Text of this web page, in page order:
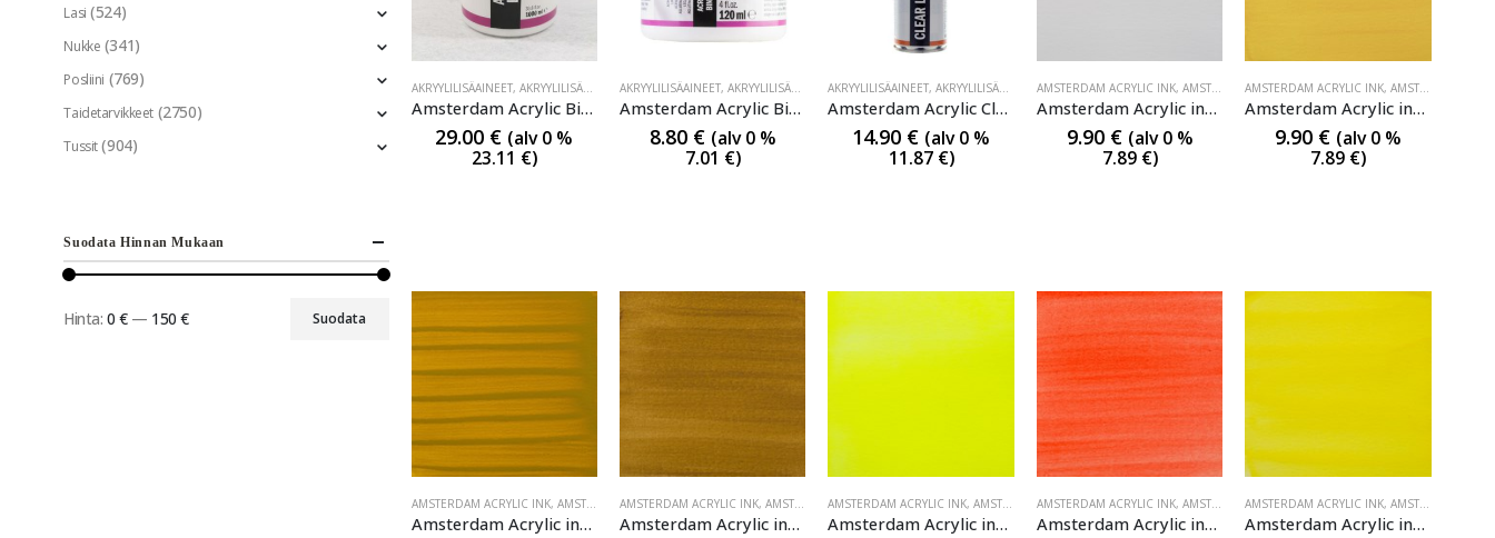
AKRYYLILISÄAINEET, AKRYYLILISÄAINEET
Amsterdam Acrylic Binder 1000ml
29.00 € (alv 0 %
23.11 €)
AKRYYLILISÄAINEET,AKRYYLILISÄAINEET
Amsterdam Acrylic Binder 120ml
8.80 € (alv 0 %
7.01 €)
AKRYYLILISÄAINEET,AKRYYLILISÄAINEET
Amsterdam Acrylic Clear Lacquer Gloss
14.90 € (alv 0 %
11.87 €)
AMSTERDAM ACRYLIC INK, AMSTERDAM ACRYLIC INK ,AMSTERDAM ACRYLIC INK
Amsterdam Acrylic ink 105 Titanium white
9.90 € (alv 0 %
7.89 €)
AMSTERDAM ACRYLIC INK,AMSTERDAM ACRYLIC INK
Amsterdam Acrylic ink 223 Naples Yellow
9.90 € (alv 0 %
7.89 €)
AMSTERDAM ACRYLIC INK, AMSTERDAM ACRYLIC INK ,AMSTERDAM ACRYLIC INK
Amsterdam Acrylic ink 227 Yellow Ochre
AMSTERDAM ACRYLIC INK,AMSTERDAM ACRYLIC INK ,AMSTERDAM ACRYLIC INK
Amsterdam Acrylic ink 234 Raw Sienna
AMSTERDAM ACRYLIC INK,AMSTERDAM ACRYLIC INK ,AMSTERDAM ACRYLIC INK
Amsterdam Acrylic ink 256 Reflex Yellow
AMSTERDAM ACRYLIC INK, AMSTERDAM ACRYLIC INK ,AMSTERDAM ACRYLIC INK
Amsterdam Acrylic ink 257 Reflex Orange
AMSTERDAM ACRYLIC INK,AMSTERDAM ACRYLIC INK
Amsterdam Acrylic ink 267 Azo yellow lemon
Lasi (524)
Nukke (341)
Posliini (769)
Taidetarvikkeet (2750)
Tussit (904)
Suodata Hinnan Mukaan
Suodata
Hinta: 0 €— 150 €